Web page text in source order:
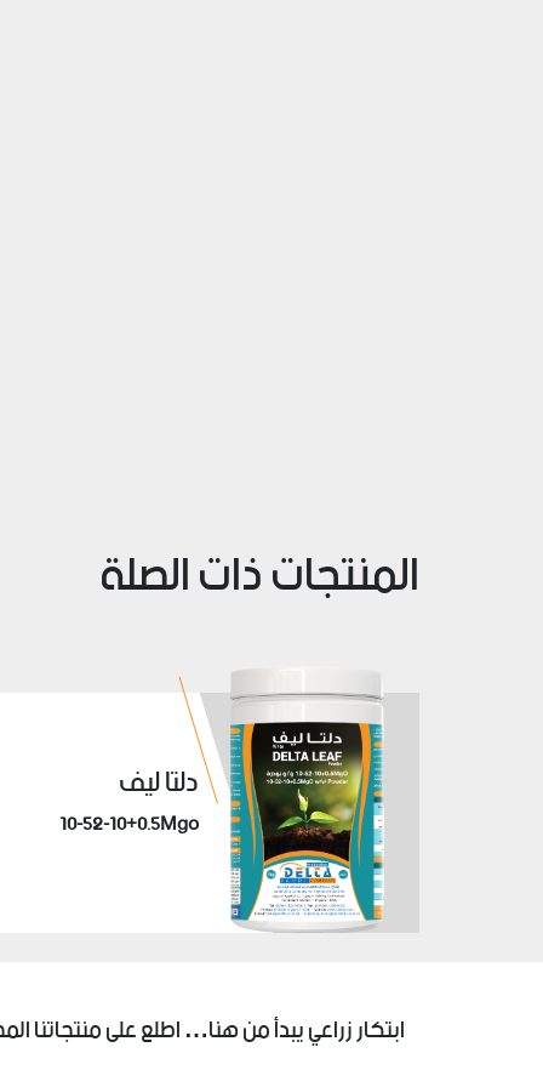
المنتجات ذات الصلة
دلتا ليف
10-52-10+0.5Mgo
ابتكار زراعي يبدأ من هنا… اطلع على منتجاتنا